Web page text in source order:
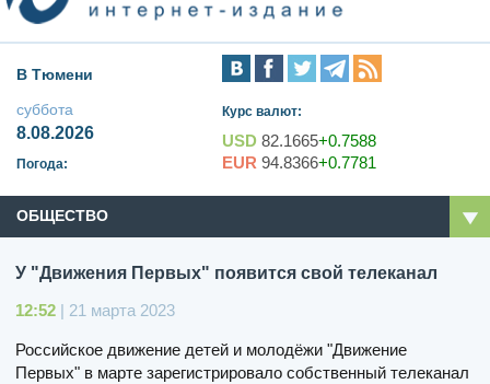
В Тюмени
суббота
8.08.2026
Погода:
Курс валют:
USD 82.1665+0.7588
EUR 94.8366+0.7781
ОБЩЕСТВО
У "Движения Первых" появится свой телеканал
12:52 | 21 марта 2023
Российское движение детей и молодёжи "Движение
Первых" в марте зарегистрировало собственный телеканал